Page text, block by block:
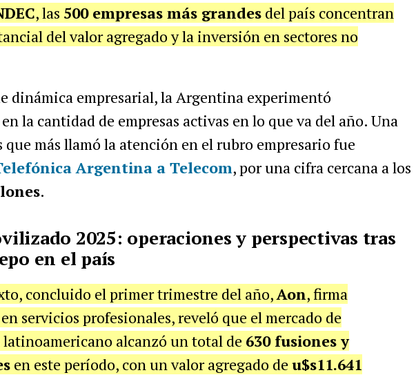
, las 500 empresas más grandesdel país concentran
del valor agregado y la inversión en sectores no
dinámica empresarial, la Argentina experimentó
la cantidad de empresas activas en lo que va del año. Una
que más llamó la atención en el rubro empresario fue
Argentinaa Telecom, por una cifra cercana a los
.
2025: operaciones y perspectivas tras
en el país
concluido el primer trimestre del año,Aon, firma
servicios profesionales, reveló que el mercado de
alcanzó un total de 630 fusiones y
en este período, con un valor agregado de u$s11.641